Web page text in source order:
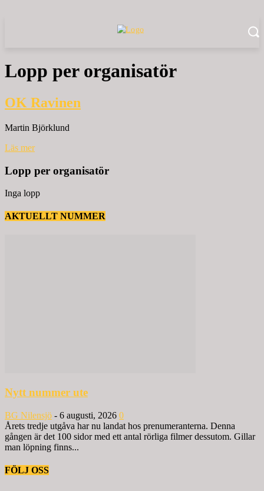
Lopp per organisatör
OK Ravinen
Martin Björklund
Läs mer
Lopp per organisatör
Inga lopp
AKTUELLT NUMMER
Nytt nummer ute
BG Nilensjö - 6 augusti, 2026 0
Årets tredje utgåva har nu landat hos prenumeranterna. Denna
gången är det 100 sidor med ett antal rörliga filmer dessutom. Gillar
man löpning finns...
FÖLJ OSS